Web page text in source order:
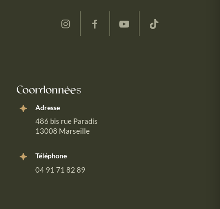
Coordonnées
Adresse
486 bis rue Paradis
13008 Marseille
Téléphone
04 91 71 82 89